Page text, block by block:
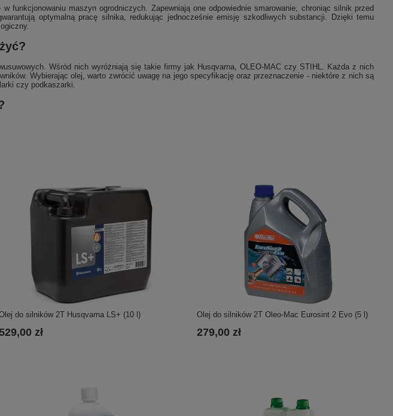
funkcjonowaniu maszyn ogrodniczych. Zapewniają one odpowiednie smarowanie, chroniąc silnik przed
optymalną pracę silnika, redukując jednocześnie emisję szkodliwych substancji. Dzięki temu
Wśród nich wyróżniają się takie firmy jak Husqvarna, OLEO-MAC czy STIHL. Każda z nich
Wybierając olej, warto zwrócić uwagę na jego specyfikację oraz przeznaczenie - niektóre z nich są
czy podkaszarki.
do silników 2T Husqvarna LS+ (10 l)
zł
Olej do silników 2T Oleo-Mac Eurosint 2 Evo (5 l)
279,00 zł